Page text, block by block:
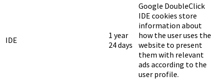
IDE
1 year
24 days
Google DoubleClick
IDE cookies store
information about
how the user uses the
website to present
them with relevant
ads according to the
user profile.